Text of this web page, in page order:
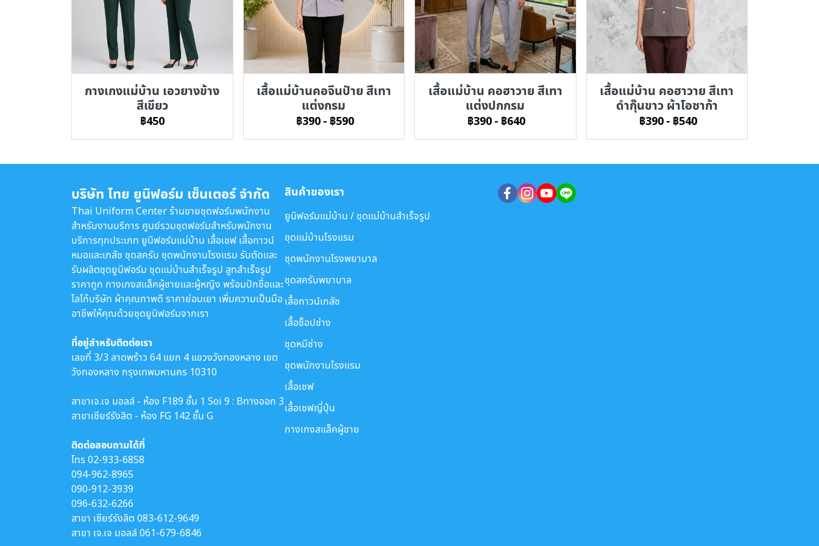
กางเกงแม่บ้าน เอวยางข้าง
สีเขียว
฿450
เสื้อแม่บ้านคอจีนป้าย สีเทา
แต่งกรม
฿390 - ฿590
เสื้อแม่บ้าน คอฮาวาย สีเทา
แต่งปกกรม
฿390 - ฿640
เสื้อแม่บ้าน คอฮาวาย สีเทา
ดำกุ๊นขาว ผ้าโอซาก้า
฿390 - ฿540
บริษัท ไทย ยูนิฟอร์ม เซ็นเตอร์ จำกัด
Thai Uniform Center ร้านขายชุดฟอร์มพนักงาน
สำหรับงานบริการ ศูนย์รวมชุดฟอร์มสำหรับพนักงาน
บริการทุกประเภท ยูนิฟอร์มแม่บ้าน เสื้อเชฟ เสื้อกาวน์
หมอและเภสัช ชุดสครับ ชุดพนักงานโรงแรม รับตัดและ
รับผลิตชุดยูนิฟอร์ม ชุดแม่บ้านสำเร็จรูป สูทสำเร็จรูป
ราคาถูก กางเกงสแล็คผู้ชายและผู้หญิง พร้อมปักชื่อและ
โลโก้บริษัท ผ้าคุณภาพดี ราคาย่อมเยา เพิ่มความเป็นมือ
อาชีพให้คุณด้วยชุดยูนิฟอร์มจากเรา
ที่อยู่สำหรับติดต่อเรา
เลขที่ 3/3 ลาดพร้าว 64 แยก 4 แขวงวังทองหลาง เขต
วังทองหลาง กรุงเทพมหานคร 10310
สาขาเจ.เจ มอลล์ - ห้อง F189 ชั้น 1 Soi 9 : Bทางออก 3
สาขาเซียร์รังสิต - ห้อง FG 142 ชั้น G
ติดต่อสอบถามได้ที่
โทร02-933-6858
094-962-8965
090-912-3939
096-632-6266
สาขา เซียร์รังสิต 083-612-9649
สาขา เจ.เจ มอลล์061-679-6846
สินค้าของเรา
ยูนิฟอร์มแม่บ้าน / ชุดแม่บ้านสำเร็จรูป
ชุดแม่บ้านโรงแรม
ชุดพนักงานโรงพยาบาล
ชุดสครับพยาบาล
เสื้อกาวน์เภสัช
เสื้อช็อปช่าง
ชุดหมีช่าง
ชุดพนักงานโรงแรม
เสื้อเชฟ
เสื้อเชฟญี่ปุ่น
กางเกงสแล็คผู้ชาย